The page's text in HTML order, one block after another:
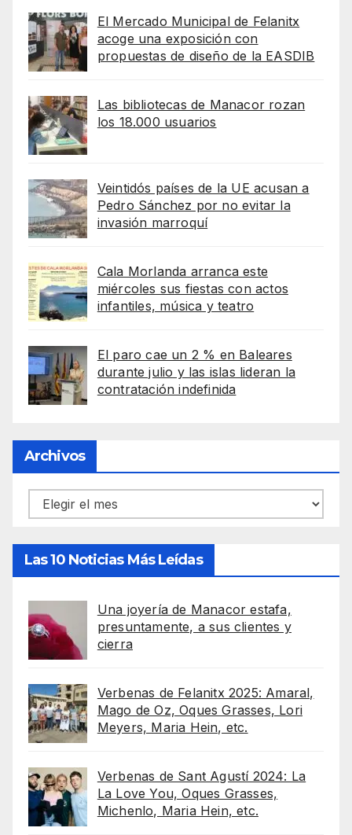
El Mercado Municipal de Felanitx
acoge una exposición con
propuestas de diseño de la EASDIB
Las bibliotecas de Manacor rozan
los 18.000 usuarios
Veintidós países de la UE acusan a
Pedro Sánchez por no evitar la
invasión marroquí
Cala Morlanda arranca este
miércoles sus fiestas con actos
infantiles, música y teatro
El paro cae un 2 % en Baleares
durante julio y las islas lideran la
contratación indefinida
Archivos
Archivos
Las 10 Noticias Más Leídas
Una joyería de Manacor estafa,
presuntamente, a sus clientes y
cierra
Verbenas de Felanitx 2025: Amaral,
Mago de Oz, Oques Grasses, Lori
Meyers, Maria Hein, etc.
Verbenas de Sant Agustí 2024: La
La Love You, Oques Grasses,
Michenlo, Maria Hein, etc.